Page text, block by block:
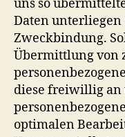
uns so
Daten
Zweckbindung.
Übermittlung von
diese freiwillig
optimalen